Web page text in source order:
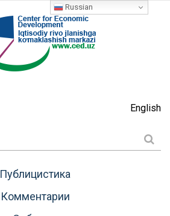
English
Публицистика
Комментарии
Russian